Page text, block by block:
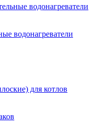
водонагреватели
водонагреватели
для котлов